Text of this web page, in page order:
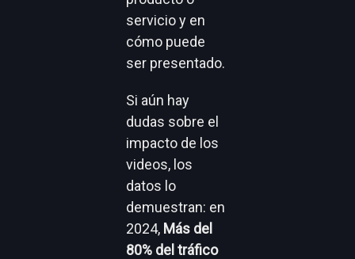
servicio y en
cómo puede
ser presentado.
Si aún hay
dudas sobre el
impacto de los
videos, los
datos lo
demuestran: en
2024, Más del
80% del tráfico